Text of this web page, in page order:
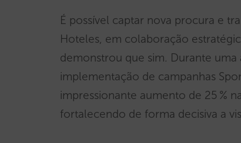
É possível captar nova procura e
Hoteles, em colaboração
demonstrou que sim. Durante uma
implementação de campanhas
impressionante aumento de 25 %
fortalecendo de forma decisiva a